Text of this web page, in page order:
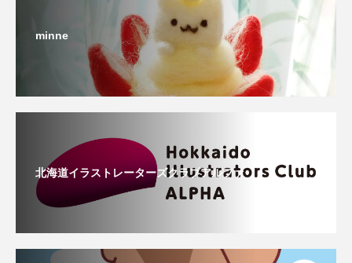
minne
北海道イラストレーターズクラブアルファ